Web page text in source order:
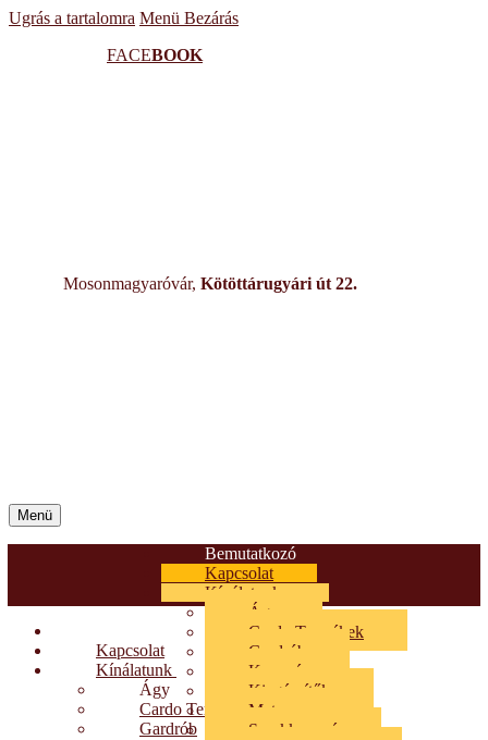
Ugrás a tartalomra Menü Bezárás
FACEBOOK
Mosonmagyaróvár, Kötöttárugyári út 22.
Menü
Bemutatkozó
Kapcsolat
Kínálatunk
Ágy
Cardo Termékek
Gardrób
Kanapé
Kiegészítők
Matrac
Sarokkanapé
Bemutatkozó
Kapcsolat
Kínálatunk
Ágy
Cardo Termékek
Gardrób